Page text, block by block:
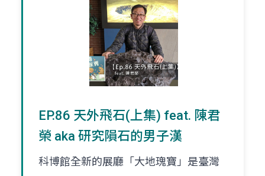
EP.86 天外飛石(上集) feat. 陳君
榮 aka 研究隕石的男子漢
科博館全新的展廳「大地瑰寶」是臺灣